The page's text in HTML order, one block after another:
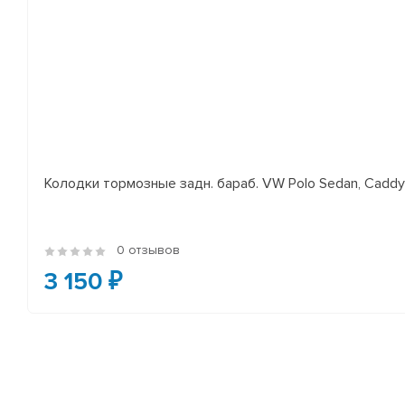
Колодки тормозные задн. бараб. VW Polo Sedan, Caddy
0 отзывов
3 150 ₽